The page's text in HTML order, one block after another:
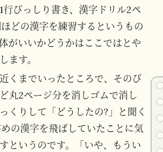
行びっしり書き、漢字ドリル2ペ
どの漢字を練習するというもの
がいいかどうかはここではとや
ます。
くまでいったところで、そのび
丸2ページ分を消しゴムで消し
くりして「どうしたの?」と聞く
の漢字を飛ばしていたことに気
というのです。「いや、もうい